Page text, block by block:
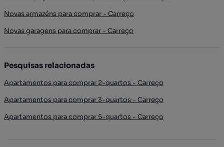
Novas armazéns para comprar - Carreço
Novas garagens para comprar - Carreço
Pesquisas relacionadas
Apartamentos para comprar 2-quartos - Carreço
Apartamentos para comprar 3-quartos - Carreço
Apartamentos para comprar 5-quartos - Carreço